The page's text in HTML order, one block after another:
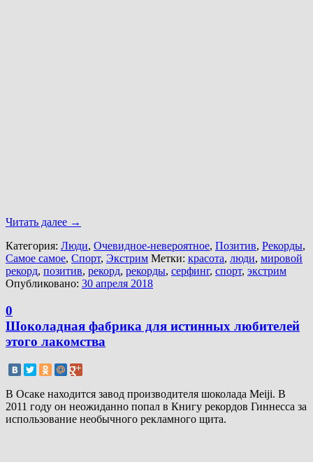
Читать далее →
Категория: Люди, Очевидное-невероятное, Позитив, Рекорды,
Самое самое, Спорт, Экстрим Метки: красота, люди, мировой
рекорд, позитив, рекорд, рекорды, серфинг, спорт, экстрим
Опубликовано: 30 апреля 2018
0
Шоколадная фабрика для истинных любителей
этого лакомства
В Осаке находится завод производителя шоколада Meiji. В
2011 году он неожиданно попал в Книгу рекордов Гиннесса за
использование необычного рекламного щита.